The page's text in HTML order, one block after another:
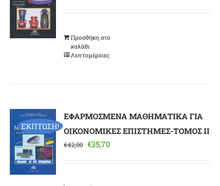
€42,50.
Προσθήκη στο
καλάθι
Λεπτομέρειες
ΕΚΠΤΩΣΗ!
ΕΦΑΡΜΟΣΜΕΝΑ ΜΑΘΗΜΑΤΙΚΑ ΓΙΑ
ΟΙΚΟΝΟΜΙΚΕΣ ΕΠΙΣΤΗΜΕΣ-ΤΟΜΟΣ ΙΙ
€42,00 Original
€35,70Η